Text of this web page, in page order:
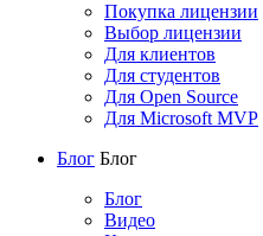
Покупка лицензии
Выбор лицензии
Для клиентов
Для студентов
Для Open Source
Для Microsoft MVP
Блог Блог
Блог
Видео